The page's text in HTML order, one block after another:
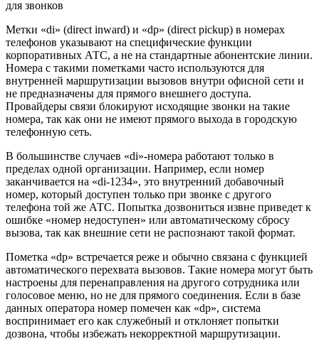
Метки «di» (direct inward) и «dp» (direct pickup) в номерах
телефонов указывают на специфические функции
корпоративных АТС, а не на стандартные абонентские линии.
Номера с такими пометками часто используются для
внутренней маршрутизации вызовов внутри офисной сети и
не предназначены для прямого внешнего доступа.
Провайдеры связи блокируют исходящие звонки на такие
номера, так как они не имеют прямого выхода в городскую
телефонную сеть.
В большинстве случаев «di»-номера работают только в
пределах одной организации. Например, если номер
заканчивается на «di-1234», это внутренний добавочный
номер, который доступен только при звонке с другого
телефона той же АТС. Попытка дозвониться извне приведет к
ошибке «номер недоступен» или автоматическому сбросу
вызова, так как внешние сети не распознают такой формат.
Пометка «dp» встречается реже и обычно связана с функцией
автоматического перехвата вызовов. Такие номера могут быть
настроены для перенаправления на другого сотрудника или
голосовое меню, но не для прямого соединения. Если в базе
данных оператора номер помечен как «dp», система
воспринимает его как служебный и отклоняет попытки
дозвона, чтобы избежать некорректной маршрутизации.